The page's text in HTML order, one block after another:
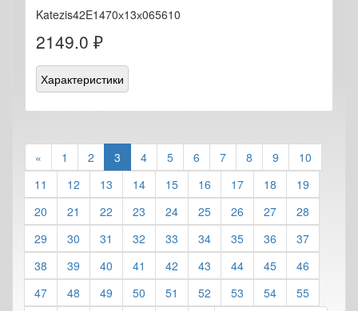
Katezis42E1470х13х065610
2149.0 ₽
Характеристики
« 1 2 3 4 5 6 7 8 9
10
11
12 13 14 15 16 17 18
19
20
21 22 23 24 25 26 27
28
29
30 31 32 33 34 35 36
37
38
39 40 41 42 43 44 45
46
47
48 49 50 51 52 53 54
55